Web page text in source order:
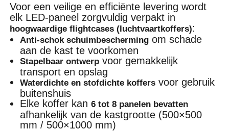
Voor een veilige en efficiënte levering wordt
elk LED-paneel zorgvuldig verpakt in
hoogwaardige flightcases (luchtvaartkoffers):
Anti-schok schuimbescherming om schade
aan de kast te voorkomen
Stapelbaar ontwerp voor gemakkelijk
transport en opslag
Waterdichte en stofdichte koffers voor gebruik
buitenshuis
Elke koffer kan6 tot 8 panelen bevatten
afhankelijk van de kastgrootte (500×500
mm / 500×1000 mm)